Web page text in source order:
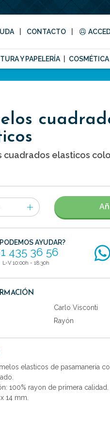
CONTACTO
Y PAPELERÍA COSMÉTICA
cuadrados elasticos
AYUDAR?
435 36 56
L-V 10:00h - 18:30h
Carlo Visconti
Rayón
elasticos de pasamaneria
100% rayon de primera calidad.
14 mm.